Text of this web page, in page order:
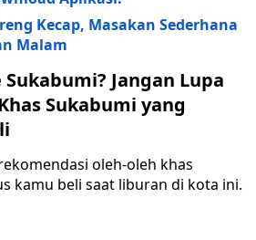
Kecap, Masakan Sederhana
Malam
Jangan Lupa
Sukabumi yang
oleh-oleh khas
kamu beli saat liburan di kota ini.